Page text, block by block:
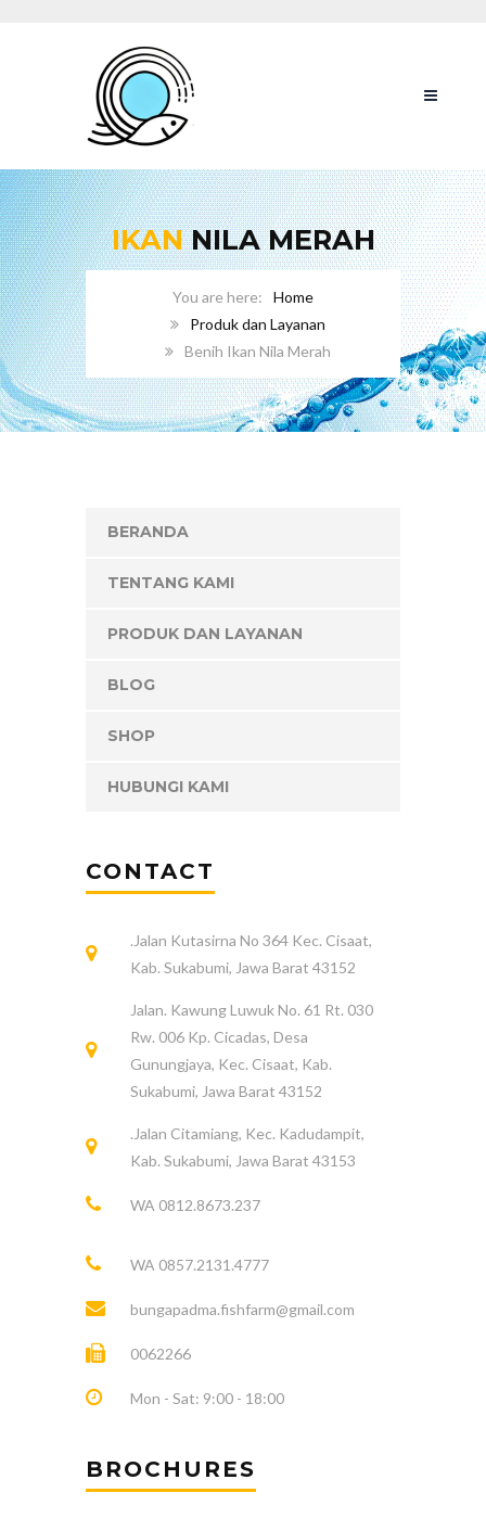
IKANNILA MERAH
Home
Produk dan Layanan
Benih Ikan Nila Merah
BERANDA
TENTANG KAMI
PRODUK DAN LAYANAN
BLOG
SHOP
HUBUNGI KAMI
CONTACT
.Jalan Kutasirna No 364 Kec. Cisaat,
Kab. Sukabumi, Jawa Barat 43152
Jalan. Kawung Luwuk No. 61 Rt. 030
Rw. 006 Kp. Cicadas, Desa
Gunungjaya, Kec. Cisaat, Kab.
Sukabumi, Jawa Barat 43152
.Jalan Citamiang, Kec. Kadudampit,
Kab. Sukabumi, Jawa Barat 43153
WA 0812.8673.237
WA 0857.2131.4777
bungapadma.fishfarm@gmail.com
0062266
Mon - Sat: 9:00 - 18:00
BROCHURES